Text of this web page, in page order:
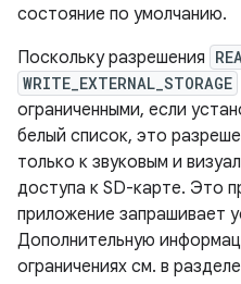
состояние по умолчанию.
Поскольку разрешения
WRITE_EXTERNAL_STORAGE
ограниченными, если
белый список, это
только к звуковым и
доступа к SD-карте. Это
приложение запрашивает
Дополнительную
ограничениях см. в разделе